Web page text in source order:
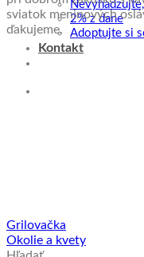
2% z dane
Adoptujte si
Kontakt
sviatok meninových
ďakujeme.
Grilovačka
Okolie a kvety